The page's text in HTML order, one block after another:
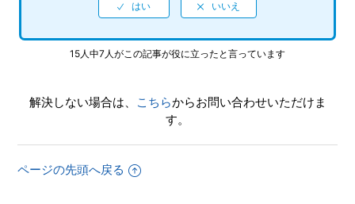
15人中7人がこの記事が役に立ったと言っています
解決しない場合は、 こちらからお問い合わせいただけま
す。
ページの先頭へ戻る